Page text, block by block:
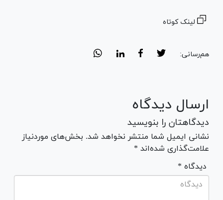
لینک کوتاه
هم‌رسانی:
ارسال دیدگاه
دیدگاهتان را بنویسید
نشانی ایمیل شما منتشر نخواهد شد. بخش‌های موردنیاز
علامت‌گذاری شده‌اند *
* دیدگاه